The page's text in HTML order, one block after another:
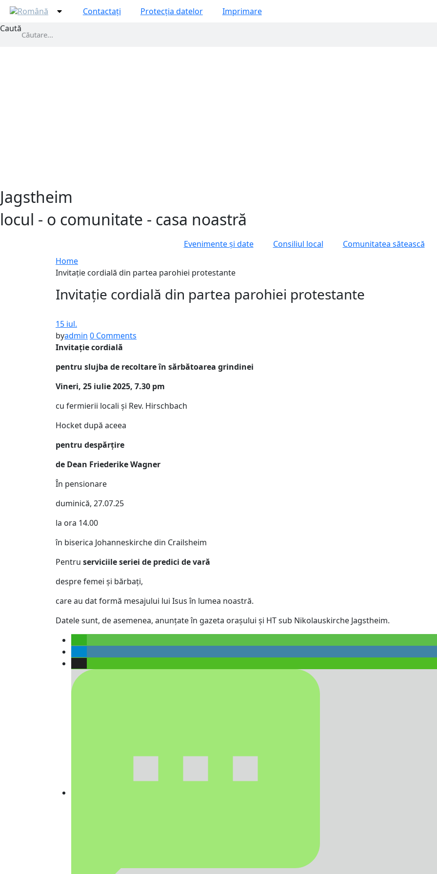
Contactați Protecția datelor
Imprimare
Caută
Jagstheim
locul - o comunitate - casa noastră
Evenimente și date Consiliul local Comunitatea sătească
Home
Invitație cordială din partea parohiei protestante
Invitație cordială din partea parohiei protestante
15 iul.
byadmin 0 Comments
Invitație cordială
pentru slujba de recoltare în sărbătoarea grindinei
Vineri, 25 iulie 2025, 7.30 pm
cu fermierii locali și Rev. Hirschbach
Hocket după aceea
pentru despărțire
de Dean Friederike Wagner
În pensionare
duminică, 27.07.25
la ora 14.00
în biserica Johanneskirche din Crailsheim
Pentru serviciile seriei de predici de vară
despre femei și bărbați,
care au dat formă mesajului lui Isus în lumea noastră.
Datele sunt, de asemenea, anunțate în gazeta orașului și HT sub Nikolauskirche Jagstheim.